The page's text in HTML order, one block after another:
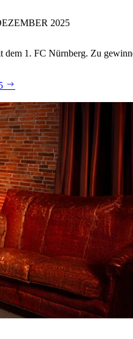
2025
1. FC Nürnberg. Zu